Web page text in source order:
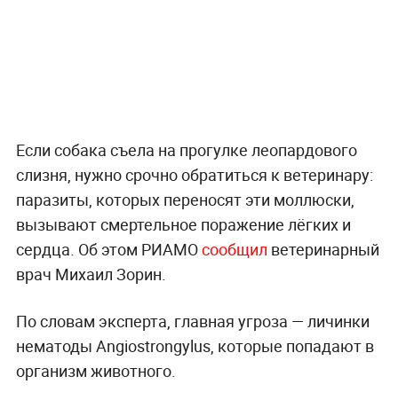
Если собака съела на прогулке леопардового
слизня, нужно срочно обратиться к ветеринару:
паразиты, которых переносят эти моллюски,
вызывают смертельное поражение лёгких и
сердца. Об этом РИАМОсообщил ветеринарный
врач Михаил Зорин.
По словам эксперта, главная угроза — личинки
нематоды Angiostrongylus, которые попадают в
организм животного.